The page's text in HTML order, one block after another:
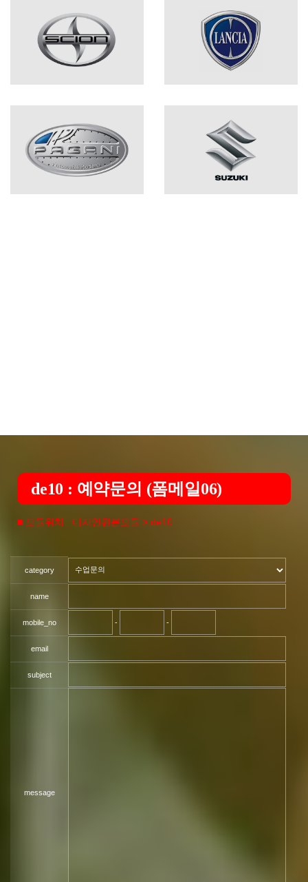
de10 : 예약문의 (폼메일06)
■ 모듈위치 : 디자인원본모듈 > de10
category
name
mobile_no - -
email
subject
message